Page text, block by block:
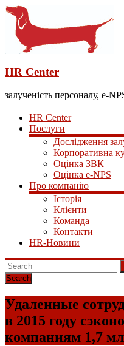
HR Center
залученість персоналу, e-
HR Center
Послуги
Дослідження
Корпоративна
Оцінка ЗВК
Оцінка e-NPS
Про компанію
Історія
Клієнти
Команда
Контакти
HR-Новини
Удаленные
в 2015 году
компаниям 1,7